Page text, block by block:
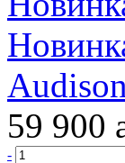
59 900
-